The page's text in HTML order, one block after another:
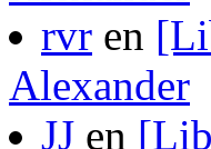
rvr en
Alexander
JJ en